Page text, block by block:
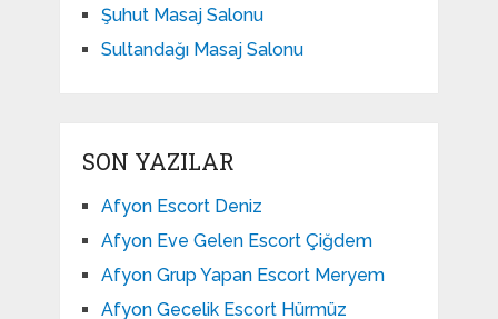
Şuhut Masaj Salonu
Sultandağı Masaj Salonu
SON YAZILAR
Afyon Escort Deniz
Afyon Eve Gelen Escort Çiğdem
Afyon Grup Yapan Escort Meryem
Afyon Gecelik Escort Hürmüz